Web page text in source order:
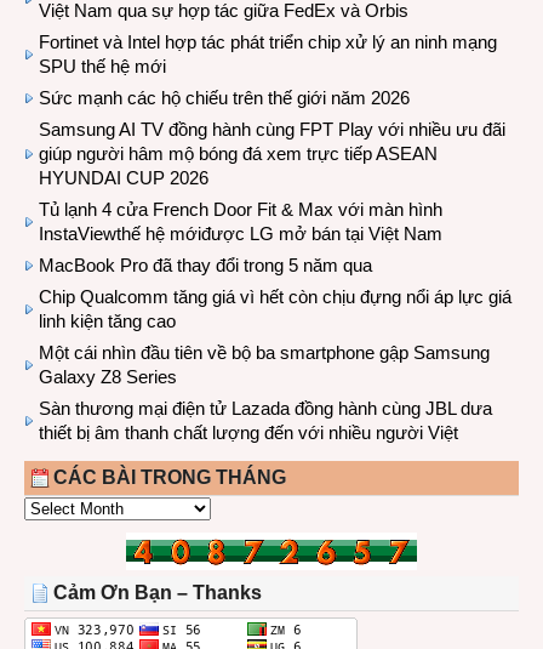
Việt Nam qua sự hợp tác giữa FedEx và Orbis
Fortinet và Intel hợp tác phát triển chip xử lý an ninh mạng
SPU thế hệ mới
Sức mạnh các hộ chiếu trên thế giới năm 2026
Samsung AI TV đồng hành cùng FPT Play với nhiều ưu đãi
giúp người hâm mộ bóng đá xem trực tiếp ASEAN
HYUNDAI CUP 2026
Tủ lạnh 4 cửa French Door Fit & Max với màn hình
InstaViewthế hệ mớiđược LG mở bán tại Việt Nam
MacBook Pro đã thay đổi trong 5 năm qua
Chip Qualcomm tăng giá vì hết còn chịu đựng nổi áp lực giá
linh kiện tăng cao
Một cái nhìn đầu tiên về bộ ba smartphone gập Samsung
Galaxy Z8 Series
Sàn thương mại điện tử Lazada đồng hành cùng JBL dưa
thiết bị âm thanh chất lượng đến với nhiều người Việt
CÁC BÀI TRONG THÁNG
CÁC
THÁNG
Cảm Ơn Bạn – Thanks